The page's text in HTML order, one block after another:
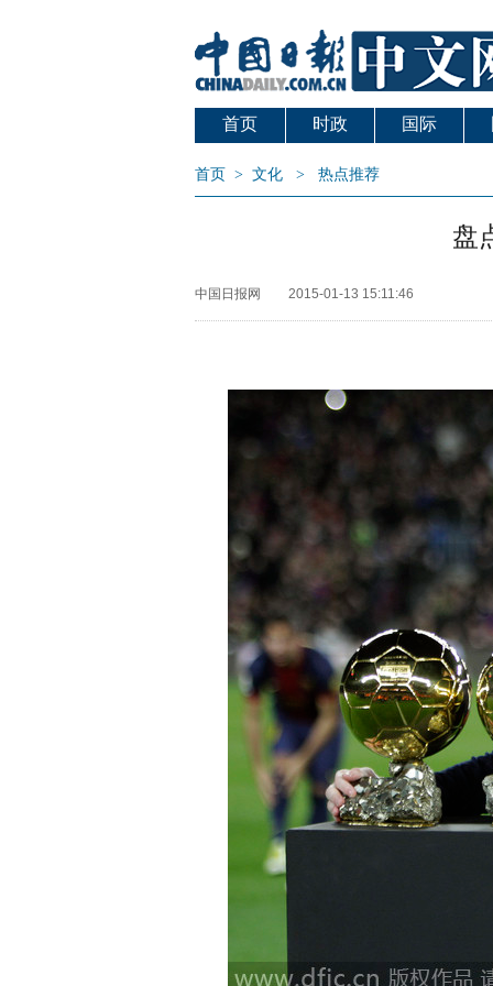
首页 时政 国际
首页 > 文化 > 热点推荐
盘
中国日报网 2015-01-13 15:11:46